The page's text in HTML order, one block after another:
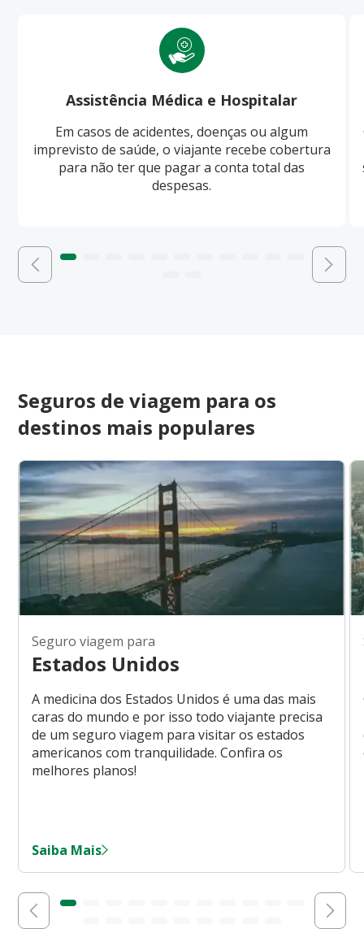
Assistência Médica e Hospitalar
Em casos de acidentes, doenças ou algum
imprevisto de saúde, o viajante recebe cobertura
para não ter que pagar a conta total das
despesas.
Seguros de viagem para os
destinos mais populares
Seguro viagem para
Estados Unidos
A medicina dos Estados Unidos é uma das mais
caras do mundo e por isso todo viajante precisa
de um seguro viagem para visitar os estados
americanos com tranquilidade. Confira os
melhores planos!
Saiba Mais